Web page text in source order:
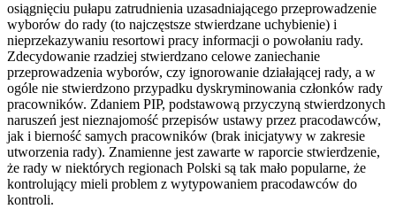
osiągnięciu pułapu zatrudnienia uzasadniającego przeprowadzenie
wyborów do rady (to najczęstsze stwierdzane uchybienie) i
nieprzekazywaniu resortowi pracy informacji o powołaniu rady.
Zdecydowanie rzadziej stwierdzano celowe zaniechanie
przeprowadzenia wyborów, czy ignorowanie działającej rady, a w
ogóle nie stwierdzono przypadku dyskryminowania członków rady
pracowników. Zdaniem PIP, podstawową przyczyną stwierdzonych
naruszeń jest nieznajomość przepisów ustawy przez pracodawców,
jak i bierność samych pracowników (brak inicjatywy w zakresie
utworzenia rady). Znamienne jest zawarte w raporcie stwierdzenie,
że rady w niektórych regionach Polski są tak mało popularne, że
kontrolujący mieli problem z wytypowaniem pracodawców do
kontroli.